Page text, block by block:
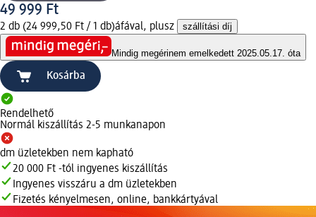
49 999 Ft
2 db (24 999,50 Ft / 1 db)áfával, plusz szállítási díj
Mindig megérinem emelkedett 2025.05.17. óta
Kosárba
Rendelhető
Normál kiszállítás 2-5 munkanapon
dm üzletekben nem kapható
20 000 Ft -tól ingyenes kiszállítás
Ingyenes visszáru a dm üzletekben
Fizetés kényelmesen, online, bankkártyával